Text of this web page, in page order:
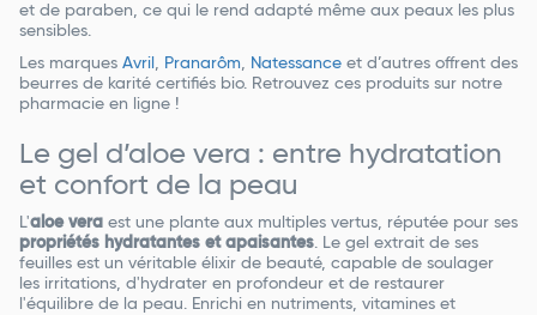
et de paraben, ce qui le rend adapté même aux peaux les plus
sensibles.
Les marques Avril , Pranarôm, Natessance et d’autres offrent des
beurres de karité certifiés bio. Retrouvez ces produits sur notre
pharmacie en ligne !
Le gel d’aloe vera : entre hydratation
et confort de la peau
L'aloe vera est une plante aux multiples vertus, réputée pour ses
propriétés hydratantes et apaisantes. Le gel extrait de ses
feuilles est un véritable élixir de beauté, capable de soulager
les irritations, d'hydrater en profondeur et de restaurer
l'équilibre de la peau. Enrichi en nutriments, vitamines et